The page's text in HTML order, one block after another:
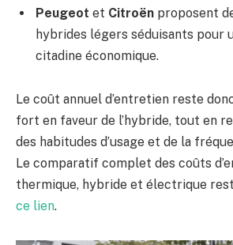
Peugeot et Citroën proposent
hybrides légers séduisants pour
citadine économique.
Le coût annuel d’entretien reste
fort en faveur de l’hybride, tout en
des habitudes d’usage et de la
Le comparatif complet des coûts
thermique, hybride et électrique
ce lien.